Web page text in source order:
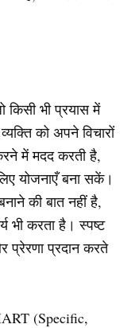
किसी भी प्रयास में
को अपने विचारों
में मदद करती है,
योजनाएँ बना सकें।
की बात नहीं है,
भी करता है। स्पष्ट
प्रेरणा प्रदान करते
(Specific,